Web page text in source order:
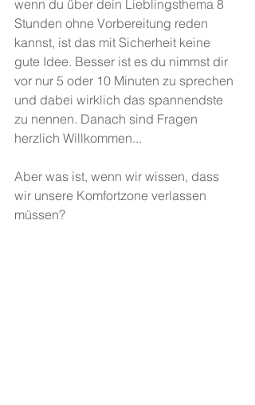
wenn du über dein Lieblingsthema 8
Stunden ohne Vorbereitung reden
kannst, ist das mit Sicherheit keine
gute Idee. Besser ist es du nimmst dir
vor nur 5 oder 10 Minuten zu sprechen
und dabei wirklich das spannendste
zu nennen. Danach sind Fragen
herzlich Willkommen...
Aber was ist, wenn wir wissen, dass
wir unsere Komfortzone verlassen
müssen?